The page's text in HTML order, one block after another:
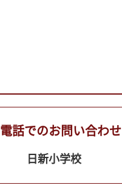
電話でのお問い合わせ
日新小学校